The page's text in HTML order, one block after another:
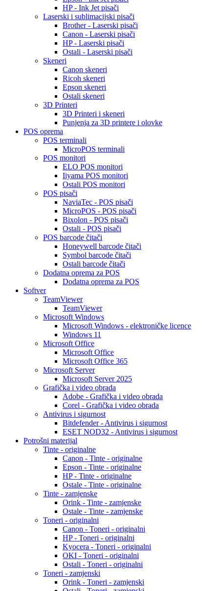
HP - Ink Jet pisači
Laserski i sublimacijski pisači
Brother - Laserski pisači
Canon - Laserski pisači
HP - Laserski pisači
Ostali - Laserski pisači
Skeneri
Canon skeneri
Ricoh skeneri
Epson skeneri
Ostali skeneri
3D Printeri
3D Printeri i skeneri
Punjenja za 3D printere i olovke
POS oprema
POS terminali
MicroPOS terminali
POS monitori
ELO POS monitori
Iiyama POS monitori
Ostali POS monitori
POS pisači
NaviaTec - POS pisači
MicroPOS - POS pisači
Bixolon - POS pisači
Ostali - POS pisači
POS barcode čitači
Honeywell barcode čitači
Symbol barcode čitači
Ostali barcode čitači
Dodatna oprema za POS
Dodatna oprema za POS
Softver
TeamViewer
TeamViewer
Microsoft Windows
Microsoft Windows - elektroničke licence
Windows 11
Microsoft Office
Microsoft Office
Microsoft Office 365
Microsoft Server
Microsoft Server 2025
Grafička i video obrada
Adobe - Grafička i video obrada
Corel - Grafička i video obrada
Antivirus i sigurnost
Bitdefender - Antivirus i sigurnost
ESET NOD32 - Antivirus i sigurnost
Potrošni materijal
Tinte - originalne
Canon - Tinte - originalne
Epson - Tinte - originalne
HP - Tinte - originalne
Ostale - Tinte - originalne
Tinte - zamjenske
Orink - Tinte - zamjenske
Ostale - Tinte - zamjenske
Toneri - originalni
Canon - Toneri - originalni
HP - Toneri - originalni
Kyocera - Toneri - originalni
OKI - Toneri - originalni
Ostali - Toneri - originalni
Toneri - zamjenski
Orink - Toneri - zamjenski